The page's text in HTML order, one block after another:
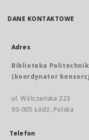
DANE KONTAKTOWE
Adres
Biblioteka
(koordynator
ul. Wólczańska 223
93-005 Łódź, Polska
Telefon